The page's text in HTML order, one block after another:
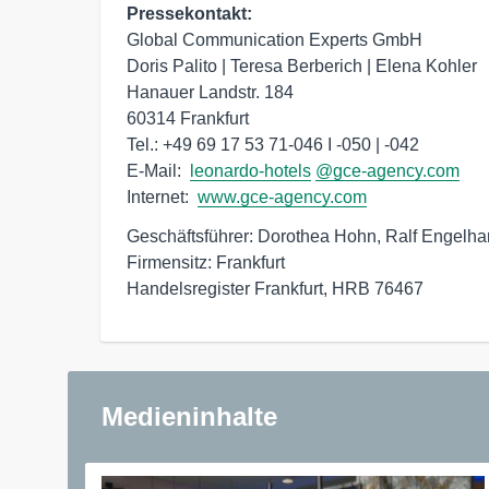
Pressekontakt:
Global Communication Experts GmbH
Doris Palito | Teresa Berberich | Elena Kohler
Hanauer Landstr. 184
60314 Frankfurt
Tel.: +49 69 17 53 71-046 I -050 | -042
E-Mail:
leonardo-hotels @gce-agency.com
Internet: www.gce-agency.com
Geschäftsführer: Dorothea Hohn, Ralf
Firmensitz: Frankfurt
Handelsregister Frankfurt, HRB 76467
Medieninhalte